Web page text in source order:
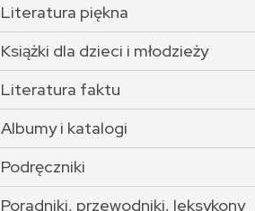
Literatura piękna
Książki dla dzieci i młodzieży
Literatura faktu
Albumy i katalogi
Podręczniki
Poradniki, przewodniki, leksykony